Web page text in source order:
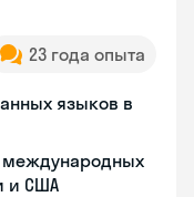
23 года опыта
языков в
международных
и США